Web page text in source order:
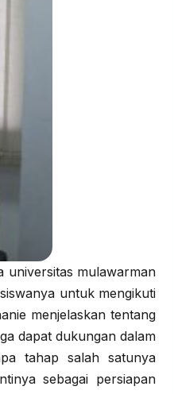
universitas mulawarman
untuk mengikuti
menjelaskan tentang
dapat dukungan dalam
tahap salah satunya
sebagai persiapan